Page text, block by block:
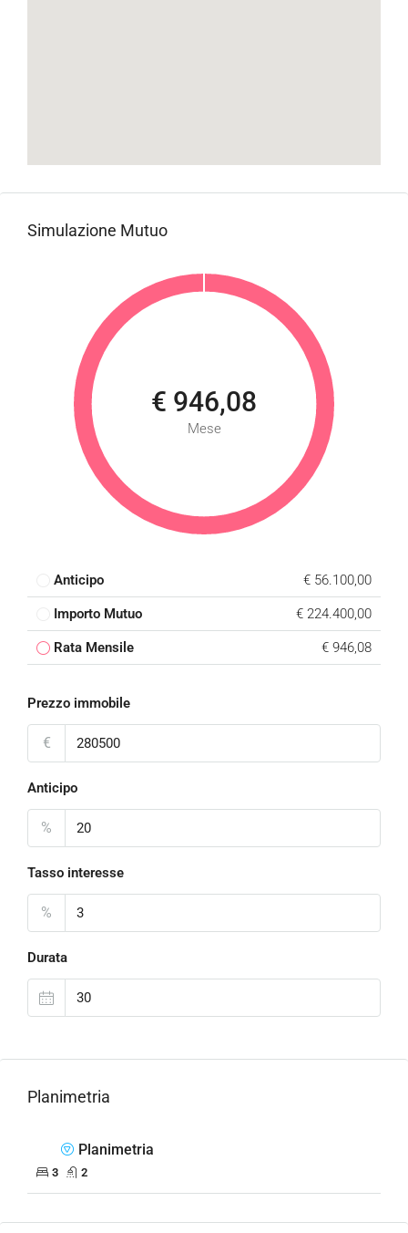
Simulazione Mutuo
€ 946,08
Mese
Anticipo € 56.100,00
Importo Mutuo € 224.400,00
Rata Mensile € 946,08
Prezzo immobile
€
Anticipo
%
Tasso interesse
%
Durata
Planimetria
Planimetria
3 2